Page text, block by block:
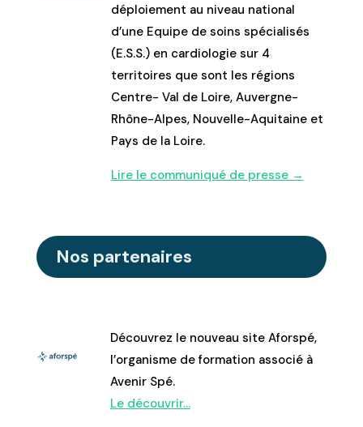
déploiement au niveau national
d’une Equipe de soins spécialisés
(E.S.S.) en cardiologie sur 4
territoires que sont les régions
Centre- Val de Loire, Auvergne-
Rhône-Alpes, Nouvelle-Aquitaine et
Pays de la Loire.
Lire le communiqué de presse →
Nos partenaires
Découvrez le nouveau site Aforspé,
l’organisme de formation associé à
Avenir Spé.
Le découvrir…